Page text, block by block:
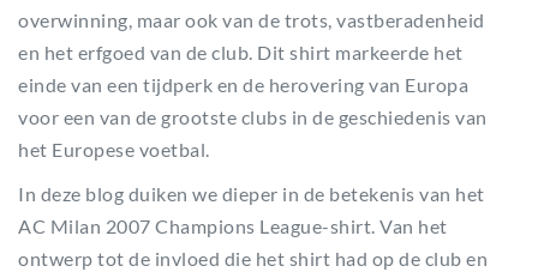
overwinning, maar ook van de trots, vastberadenheid
en het erfgoed van de club. Dit shirt markeerde het
einde van een tijdperk en de herovering van Europa
voor een van de grootste clubs in de geschiedenis van
het Europese voetbal.
In deze blog duiken we dieper in de betekenis van het
AC Milan 2007 Champions League-shirt. Van het
ontwerp tot de invloed die het shirt had op de club en